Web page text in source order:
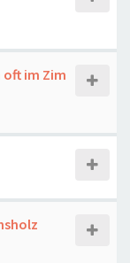
oft im Zim